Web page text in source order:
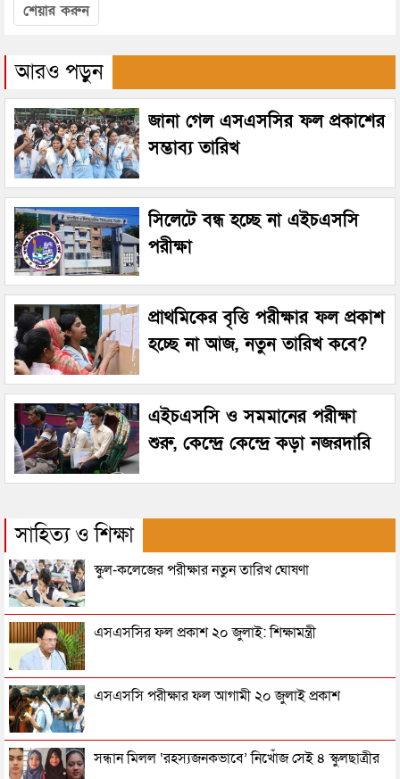
শেয়ার করুন
আরও পড়ুন
জানা গেল এসএসসির ফল প্রকাশের
সম্ভাব্য তারিখ
সিলেটে বন্ধ হচ্ছে না এইচএসসি
পরীক্ষা
প্রাথমিকের বৃত্তি পরীক্ষার ফল প্রকাশ
হচ্ছে না আজ, নতুন তারিখ কবে?
এইচএসসি ও সমমানের পরীক্ষা
শুরু, কেন্দ্রে কেন্দ্রে কড়া নজরদারি
সাহিত্য ও শিক্ষা
স্কুল-কলেজের পরীক্ষার নতুন তারিখ ঘোষণা
এসএসসির ফল প্রকাশ ২০ জুলাই: শিক্ষামন্ত্রী
এসএসসি পরীক্ষার ফল আগামী ২০ জুলাই প্রকাশ
সন্ধান মিলল ‘রহস্যজনকভাবে’ নিখোঁজ সেই ৪ স্কুলছাত্রীর